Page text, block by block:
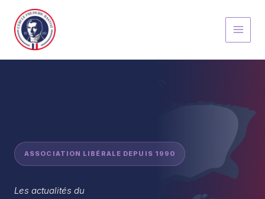
contenu
ASSOCIATION LIBÉRALE DEPUIS 1990
Les actualités du